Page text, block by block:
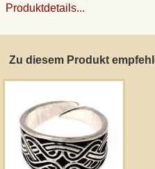
Produktdetails...
Zu diesem Produkt
Vertrag